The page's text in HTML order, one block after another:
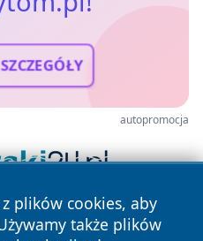
autopromocja
plików cookies, aby
także plików